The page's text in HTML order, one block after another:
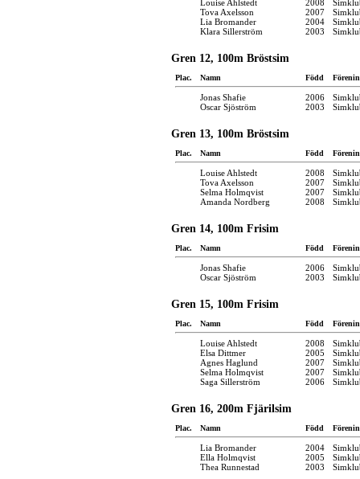
Louise Ahlstedt 2008
Tova Axelsson
2007
Lia Bromander
2004
Klara Sillerström
2003
Gren 12, 100m Bröstsim
Plac. Namn Född
Jonas Shafie 2006
Oscar Sjöström
2003
Gren 13, 100m Bröstsim
Plac. Namn Född
Louise Ahlstedt 2008
Tova Axelsson
2007
Selma Holmqvist
2007
Amanda Nordberg
2008
Gren 14, 100m Frisim
Plac. Namn Född
Jonas Shafie 2006
Oscar Sjöström
2003
Gren 15, 100m Frisim
Plac. Namn Född
Louise Ahlstedt 2008
Elsa Dittmer
2005
Agnes Haglund
2007
Selma Holmqvist
2007
Saga Sillerström
2006
Gren 16, 200m Fjärilsim
Plac. Namn Född
Lia Bromander 2004
Ella Holmqvist
2005
Thea Runnestad
2003